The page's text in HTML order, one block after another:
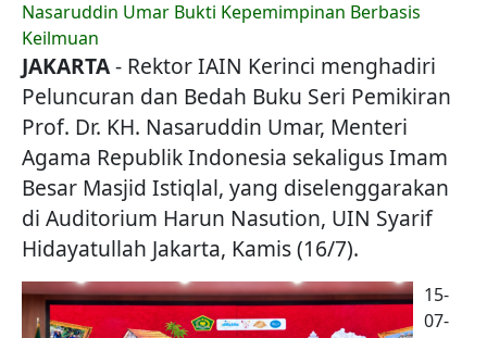
Nasaruddin Umar Bukti Kepemimpinan Berbasis
Keilmuan
JAKARTA- Rektor IAIN Kerinci menghadiri
Peluncuran dan Bedah Buku Seri Pemikiran
Prof. Dr. KH. Nasaruddin Umar, Menteri
Agama Republik Indonesia sekaligus Imam
Besar Masjid Istiqlal, yang diselenggarakan
di Auditorium Harun Nasution, UIN Syarif
Hidayatullah Jakarta, Kamis (16/7).
15-
07-